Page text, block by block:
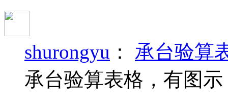
shurongyu ： 承台验算
承台验算表格，有图